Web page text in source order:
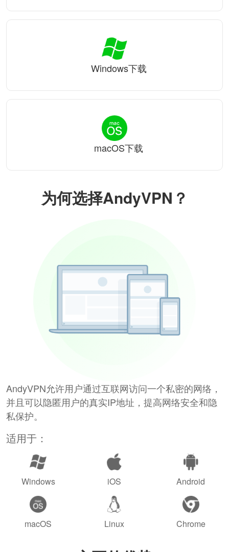
为何选择AndyVPN？
AndyVPN允许用户通过互联网访问一个私密的网络，
并且可以隐匿用户的真实IP地址，提高网络安全和隐
私保护。
适用于：
Windows iOS Android
macOS Linux Chrome
Windows下载
macOS下载